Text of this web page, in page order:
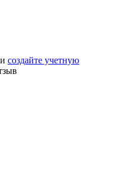
создайте учетную